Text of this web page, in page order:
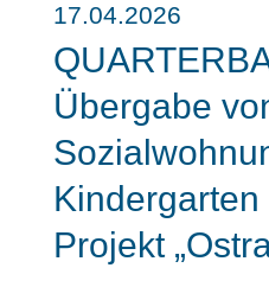
17.04.2026
Übergabe
Projekt